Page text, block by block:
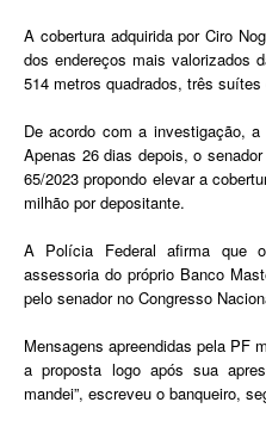
A cobertura adquirida por Ciro
dos endereços mais valorizados
514 metros quadrados, três
De acordo com a investigação,
Apenas 26 dias depois, o
65/2023 propondo elevar a
milhão por depositante.
A Polícia Federal afirma que
assessoria do próprio Banco
pelo senador no Congresso
Mensagens apreendidas pela PF
a proposta logo após sua
mandei”, escreveu o banqueiro,